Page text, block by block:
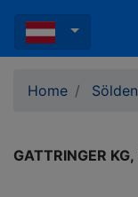
Home Sölden
GATTRINGER KG